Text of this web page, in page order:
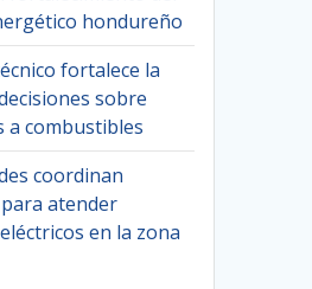
hondureño
fortalece la
sobre
a combustibles
coordinan
atender
en la zona